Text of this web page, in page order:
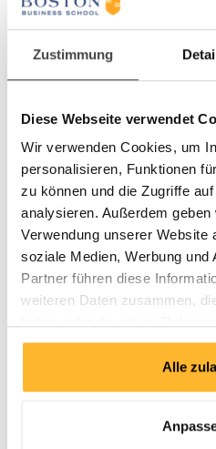
Zustimmung
Diese Webseite verwendet
Wir verwenden Cookies, um
personalisieren, Funktionen
zu können und die Zugriffe
analysieren. Außerdem
Verwendung unserer Website
soziale Medien, Werbung und
Partner führen diese
weiteren Daten zusammen,
gesammelt haben.
Alle
Finanzplanung für die Praxis
Finanzielle Ziele
Knappe Mittel optimal
Strategiegerechter
Controlling als
Moderne Steuerungs- und
Strategisches Controlling
Operatives Controlling
Umgang mit Abweichungen
Daten & Preise
(zzgl. MwSt.)